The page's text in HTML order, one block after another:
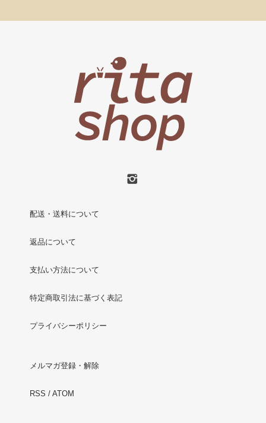
配送・送料について
返品について
支払い方法について
特定商取引法に基づく表記
プライバシーポリシー
メルマガ登録・解除
RSS / ATOM